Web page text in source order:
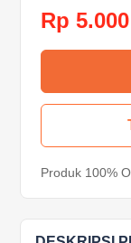
Rp 5.000
Produk 100%